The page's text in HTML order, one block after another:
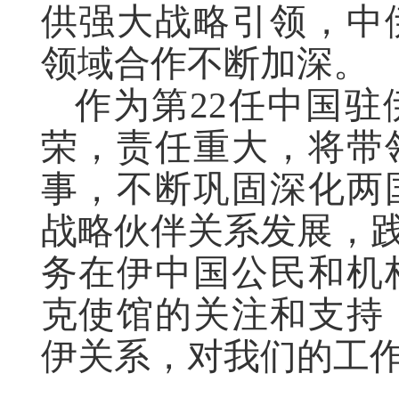
供强大战略引领，
领域合作不断加深。
作为第22任中国
荣，责任重大，将
事，不断巩固深化
战略伙伴关系发展，
务在伊中国公民和
克使馆的关注和支
伊关系，对我们的工